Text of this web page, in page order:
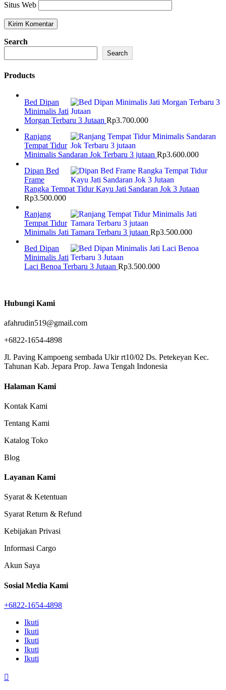
Situs Web
Search
Search
Products
Bed Dipan
Minimalis Jati
Morgan Terbaru 3 Jutaan Rp3.700.000
Ranjang
Tempat Tidur
Minimalis Sandaran Jok Terbaru 3 jutaan Rp3.600.000
Dipan Bed
Frame
Rangka Tempat Tidur Kayu Jati Sandaran Jok 3 Jutaan
Rp3.500.000
Ranjang
Tempat Tidur
Minimalis Jati Tamara Terbaru 3 jutaan Rp3.500.000
Bed Dipan
Minimalis Jati
Laci Benoa Terbaru 3 Jutaan Rp3.500.000
Hubungi Kami
afahrudin519@gmail.com
+6822-1654-4898
Jl. Paving Kampoeng sembada Ukir rt10/02 Ds. Petekeyan Kec.
Tahunan Kab. Jepara Prop. Jawa Tengah Indonesia
Halaman Kami
Kontak Kami
Tentang Kami
Katalog Toko
Blog
Layanan Kami
Syarat & Ketentuan
Syarat Return & Refund
Kebijakan Privasi
Informasi Cargo
Akun Saya
Sosial Media Kami
+6822-1654-4898
Ikuti
Ikuti
Ikuti
Ikuti
Ikuti
